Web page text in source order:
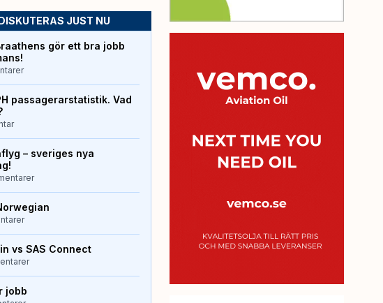
JUST NU
gör ett bra jobb
passagerarstatistik. Vad
– sveriges nya
vs SAS Connect
jobb